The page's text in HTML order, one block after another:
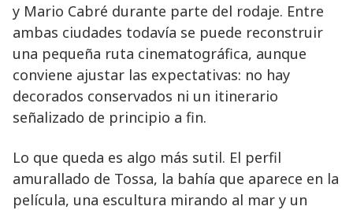
y Mario Cabré durante parte del rodaje. Entre
ambas ciudades todavía se puede reconstruir
una pequeña ruta cinematográfica, aunque
conviene ajustar las expectativas: no hay
decorados conservados ni un itinerario
señalizado de principio a fin.
Lo que queda es algo más sutil. El perfil
amurallado de Tossa, la bahía que aparece en la
película, una escultura mirando al mar y un